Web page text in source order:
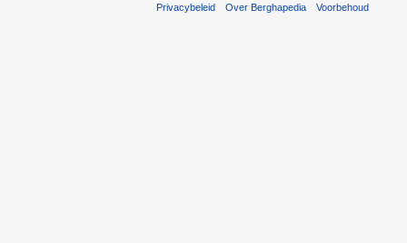
Privacybeleid Over Berghapedia Voorbehoud